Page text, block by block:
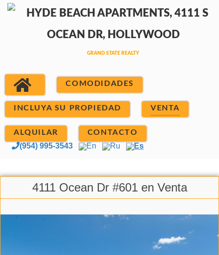
COMODIDADES
INCLUYA SU PROPIEDAD VENTA
ALQUILAR CONTACTO
(954) 995-3543 En Ru Es
4111 Ocean Dr #601 en Venta